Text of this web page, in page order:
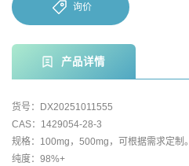
询价
产品详情
货号：DX20251011555
CAS：1429054-28-3
规格：100mg，500mg，可根据需求定制。
纯度：98%+